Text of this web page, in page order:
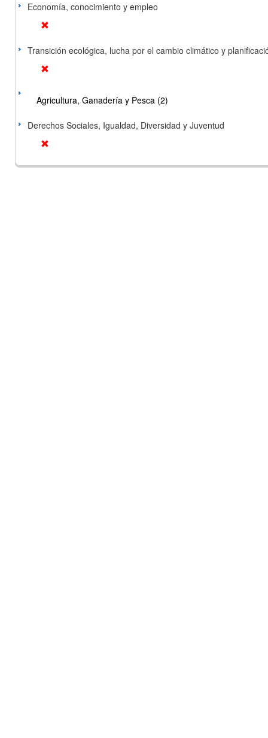
Economía, conocimiento y empleo
Transición ecológica, lucha por el cambio climático y
Agricultura, Ganadería y Pesca (2)
Derechos Sociales, Igualdad, Diversidad y Juventud